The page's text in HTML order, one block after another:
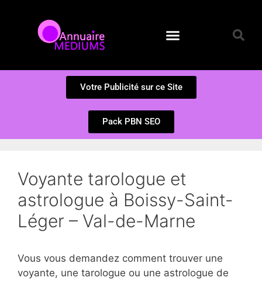
Votre Publicité sur ce Site
Pack PBN SEO
Voyante tarologue et
astrologue à Boissy-Saint-
Léger – Val-de-Marne
Vous vous demandez comment trouver une
voyante, une tarologue ou une astrologue de